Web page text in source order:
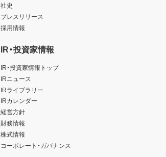
社史
プレスリリース
採用情報
IR・投資家情報
IR・投資家情報トップ
IRニュース
IRライブラリー
IRカレンダー
経営方針
財務情報
株式情報
コーポレート・ガバナンス